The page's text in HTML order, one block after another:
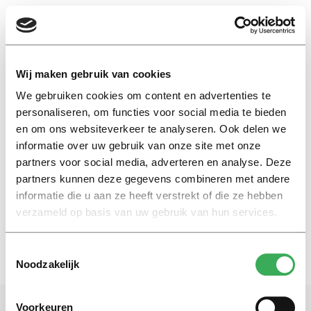
Wij maken gebruik van cookies
We gebruiken cookies om content en advertenties te
personaliseren, om functies voor social media te bieden
en om ons websiteverkeer te analyseren. Ook delen we
informatie over uw gebruik van onze site met onze
partners voor social media, adverteren en analyse. Deze
partners kunnen deze gegevens combineren met andere
informatie die u aan ze heeft verstrekt of die ze hebben
verzameld op basis van uw gebruik van hun services.
Noodzakelijk
Voorkeuren
EN
lokfietsen
Nieuws
Lokfietsen leiden tot daling
fietsendiefstal
21 juni 2017